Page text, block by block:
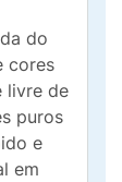
do
cores
livre de
puros
e
em